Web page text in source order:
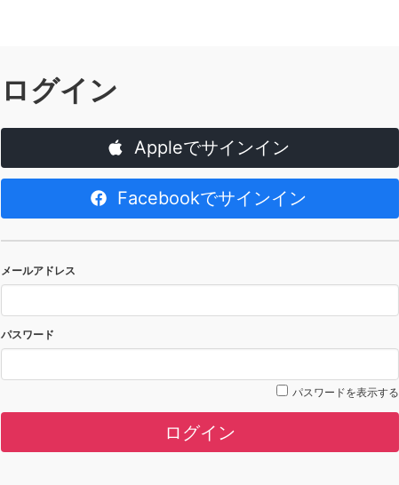
ログイン
Appleでサインイン
Facebookでサインイン
メールアドレス
パスワード
パスワードを表示する
ログイン